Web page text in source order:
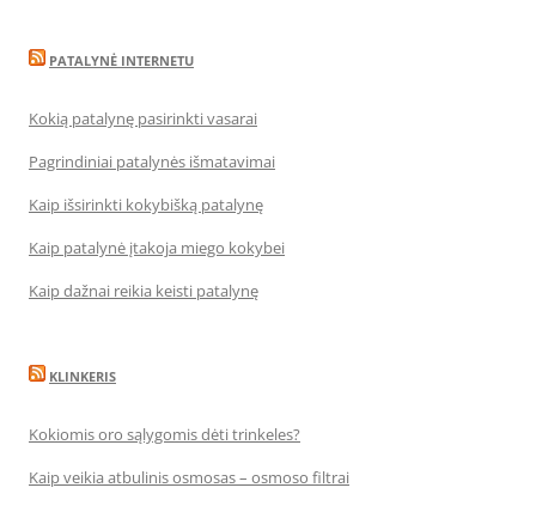
PATALYNĖ INTERNETU
Kokią patalynę pasirinkti vasarai
Pagrindiniai patalynės išmatavimai
Kaip išsirinkti kokybišką patalynę
Kaip patalynė įtakoja miego kokybei
Kaip dažnai reikia keisti patalynę
KLINKERIS
Kokiomis oro sąlygomis dėti trinkeles?
Kaip veikia atbulinis osmosas – osmoso filtrai